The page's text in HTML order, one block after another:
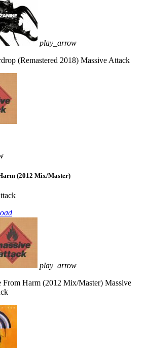
play_arrow
(Remastered 2018) Massive Attack
(2012 Mix/Master)
play_arrow
From Harm (2012 Mix/Master) Massive